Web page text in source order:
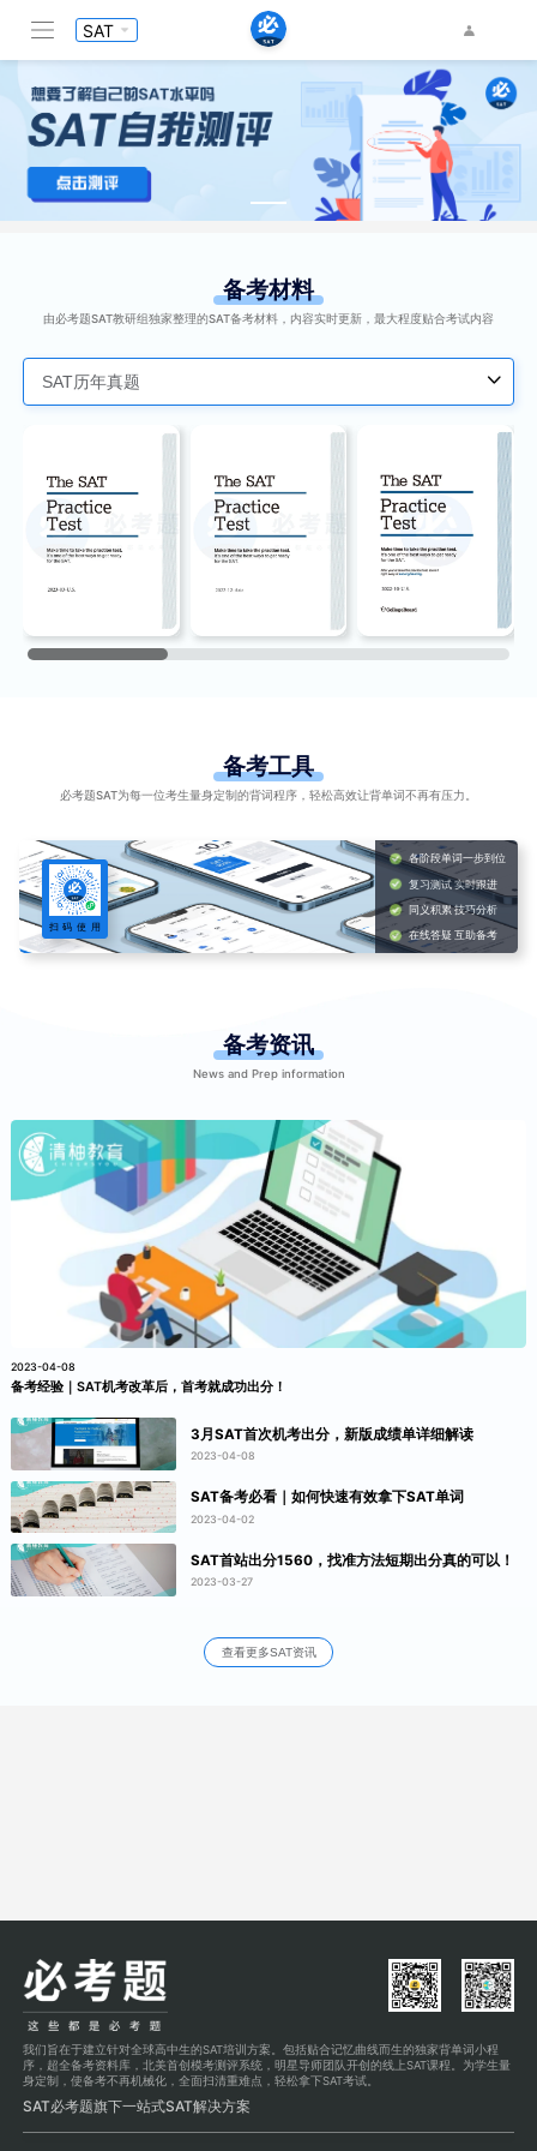
SAT
备考材料
由必考题SAT教研组独家整理的SAT备考材料，内容实时更新，最大程度贴合考试内容
备考工具
必考题SAT为每一位考生量身定制的背词程序，轻松高效让背单词不再有压力。
扫 码 使 用
各阶段单词一步到位
复习测试 实时跟进
同义积累 技巧分析
在线答疑 互助备考
备考资讯
News and Prep information
2023-04-08
备考经验｜SAT机考改革后，首考就成功出分！
3月SAT首次机考出分，新版成绩单详细解读
2023-04-08
SAT备考必看｜如何快速有效拿下SAT单词
2023-04-02
SAT首站出分1560，找准方法短期出分真的可以！
2023-03-27
查看更多SAT资讯
我们旨在于建立针对全球高中生的SAT培训方案。包括贴合记忆曲线而生的独家背单词小程
序，超全备考资料库，北美首创模考测评系统，明星导师团队开创的线上SAT课程。为学生量
身定制，使备考不再机械化，全面扫清重难点，轻松拿下SAT考试。
SAT必考题旗下一站式SAT解决方案